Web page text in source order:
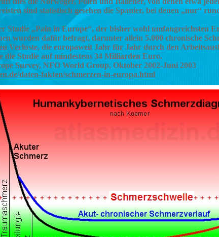
sind statistisch gesehen die Spanier, bei denen „nur“
Studie „Pain in Europe“, der bisher wohl umfangreichsten
wurden dafür befragt, darunter allein 5.000 chronische
Verluste, die europaweit Jahr für Jahr durch den
die Studie auf mindestens 34 Milliarden Euro.
Survey, NFO World Group, Oktober 2002-Juni 2003
daten-fakten/schmerzen-in-europa.html